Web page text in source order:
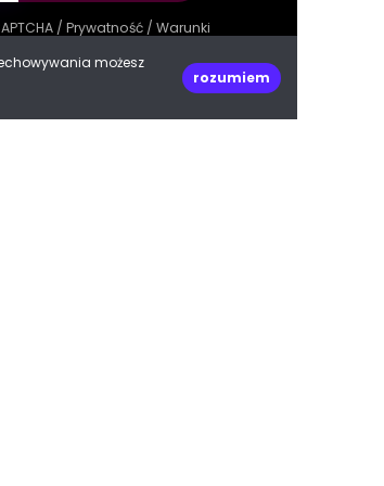
/ Prywatność / Warunki
decoPLANET Polska
ul. Kasprowicza 47
możesz
rozumiem